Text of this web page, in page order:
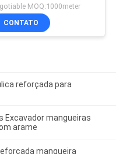
MOQ:1000meter
CONTATO
reforçada para
Excavador mangueiras
arame
mangueira